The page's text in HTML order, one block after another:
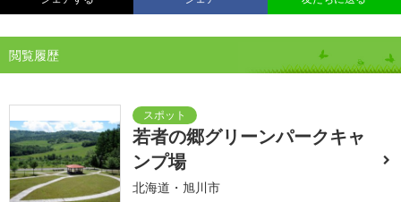
閲覧履歴
若者の郷グリーンパークキャ
ンプ場
北海道・旭川市